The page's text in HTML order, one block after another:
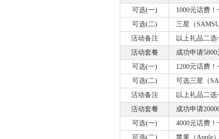
可选(一)
1000元话费！
可选(二)
三星（
活动备注
以上礼品二选
活动套餐
成功申请5800
可选(一)
1200元话费！
可选(二)
可选三星（
活动备注
以上礼品二选
活动套餐
成功申请
可选(一)
4000元话费！
可选(二)
苹果（Apple